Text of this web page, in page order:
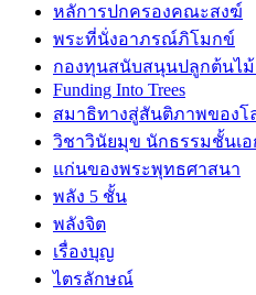
หลัการปกครองคณะสงฆ์
พระที่นั่งอาภรณ์ภิโมกข์
กองทุนสนับสนุนปลูกต้นไม้
Funding Into Trees
สมาธิทางสู่สันติภาพของโ
วิชาวินัยมุข นักธรรมชั้นเอ
แก่นของพระพุทธศาสนา
พลัง 5 ชั้น
พลังจิต
เรื่องบุญ
ไตรลักษณ์